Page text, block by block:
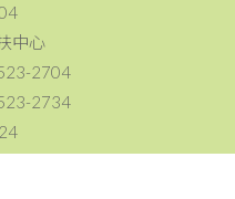
中心
2704
2734